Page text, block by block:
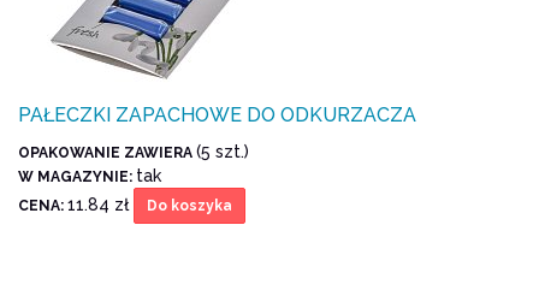
PAŁECZKI ZAPACHOWE DO ODKURZACZA
OPAKOWANIE ZAWIERA (5 szt.)
W MAGAZYNIE: tak
CENA: 11.84 zł Do koszyka